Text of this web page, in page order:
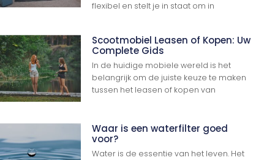
flexibel en stelt je in staat om in
Scootmobiel Leasen of Kopen: Uw
Complete Gids
In de huidige mobiele wereld is het
belangrijk om de juiste keuze te maken
tussen het leasen of kopen van
Waar is een waterfilter goed
voor?
Water is de essentie van het leven. Het